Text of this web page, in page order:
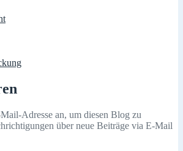
Adresse an, um diesen Blog zu
über neue Beiträge via E-Mail